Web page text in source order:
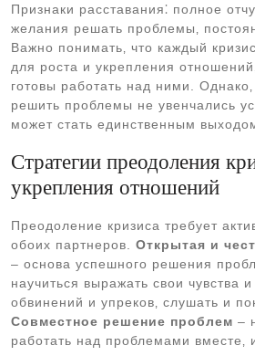
Признаки расставания⁚ полное
желания решать проблемы‚
Важно понимать‚ что каждый
для роста и укрепления
готовы работать над ними.
решить проблемы не увенчались
может стать единственным
Стратегии преодоления
укрепления отношений
Преодоление кризиса требует
обоих партнеров. Открытая и
– основа успешного решения
научиться выражать свои чувства
обвинений и упреков‚ слушать и
Совместное решение проблем –
работать над проблемами вместе‚